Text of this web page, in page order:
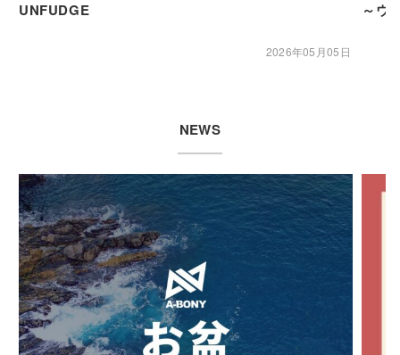
UNFUDGE
2026年05月05日
～ウ
NEWS